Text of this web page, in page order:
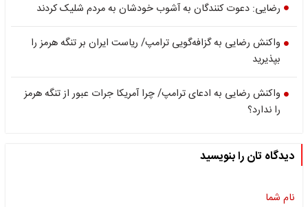
رضایی: دعوت کنندگان به آشوب خودشان به مردم شلیک کردند
واکنش رضایی به گزافه‌گویی ترامپ/ ریاست ایران بر تنگه هرمز را
بپذیرید
واکنش رضایی به ادعای ترامپ/ چرا آمریکا جرات عبور از تنگه هرمز
را ندارد؟
دیدگاه تان را بنویسید
نام شما